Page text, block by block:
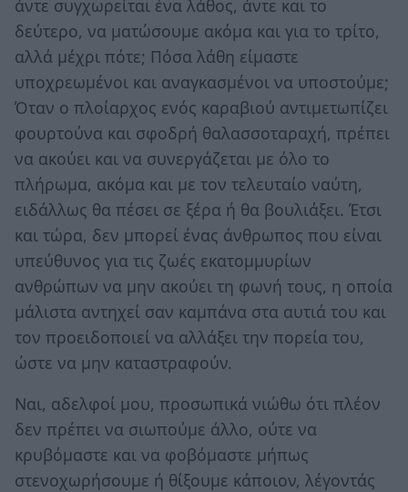
άντε συγχωρείται ένα λάθος, άντε και το
δεύτερο, να ματώσουμε ακόμα και για το τρίτο,
αλλά μέχρι πότε; Πόσα λάθη είμαστε
υποχρεωμένοι και αναγκασμένοι να υποστούμε;
Όταν ο πλοίαρχος ενός καραβιού αντιμετωπίζει
φουρτούνα και σφοδρή θαλασσοταραχή, πρέπει
να ακούει και να συνεργάζεται με όλο το
πλήρωμα, ακόμα και με τον τελευταίο ναύτη,
ειδάλλως θα πέσει σε ξέρα ή θα βουλιάξει. Έτσι
και τώρα, δεν μπορεί ένας άνθρωπος που είναι
υπεύθυνος για τις ζωές εκατομμυρίων
ανθρώπων να μην ακούει τη φωνή τους, η οποία
μάλιστα αντηχεί σαν καμπάνα στα αυτιά του και
τον προειδοποιεί να αλλάξει την πορεία του,
ώστε να μην καταστραφούν.
Ναι, αδελφοί μου, προσωπικά νιώθω ότι πλέον
δεν πρέπει να σιωπούμε άλλο, ούτε να
κρυβόμαστε και να φοβόμαστε μήπως
στενοχωρήσουμε ή θίξουμε κάποιον, λέγοντάς